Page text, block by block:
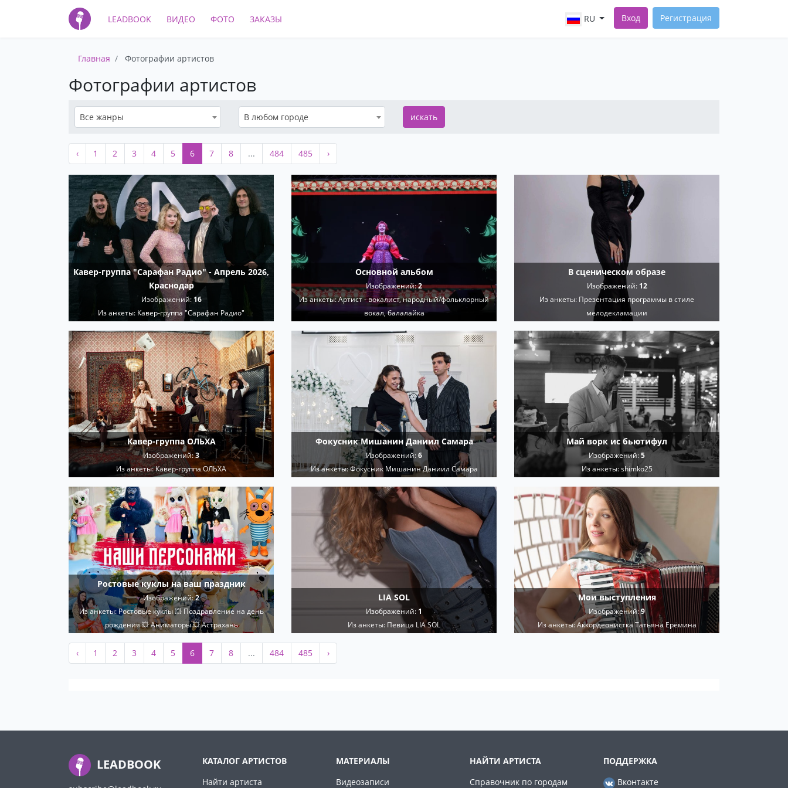
LEADBOOK ВИДЕО ФОТО ЗАКАЗЫ RU Вход Регистрация
Главная Фотографии артистов
Фотографии артистов
Все жанры В любом городе искать
‹ 1 2 3 4 5 6 7 8 ... 484 485 ›
Кавер-группа "Сарафан Радио" - Апрель 2026,
Краснодар
Изображений: 16
Из анкеты: Кавер-группа "Сарафан Радио"
Основной альбом
Изображений:2
Из анкеты:Артист - вокалист, народный/фольклорный
вокал, балалайка
В сценическом образе
Изображений: 12
Из анкеты: Презентация программы в стиле
мелодекламации
Кавер-группа ОЛЬХА
Изображений:3
Из анкеты:Кавер-группа ОЛЬХА
Фокусник Мишанин Даниил Самара
Изображений: 6
Из анкеты:Фокусник Мишанин Даниил Самара
Май ворк ис бьютифул
Изображений: 5
Из анкеты: shimko25
Ростовые куклы на ваш праздник
Изображений:2
Из анкеты: Ростовые куклы 💥 Поздравление на день
рождения 💥 Аниматоры 💥 Астрахань
LIA SOL
Изображений: 1
Из анкеты: Певица LIA SOL
Мои выступления
Изображений:9
Из анкеты: Аккордеонистка Татьяна Ерёмина
‹ 1 2 3 4 5 6 7 8 ... 484 485 ›
LEADBOOK
КАТАЛОГ АРТИСТОВ
Найти артиста
МАТЕРИАЛЫ
Видеозаписи
НАЙТИ АРТИСТА
Справочник по городам
ПОДДЕРЖКА
Вконтакте